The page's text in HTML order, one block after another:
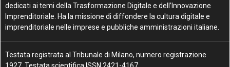
dedicati ai temi della Trasformazione Digitale e dell’Innovazione
Imprenditoriale. Ha la missione di diffondere la cultura digitale e
imprenditoriale nelle imprese e pubbliche amministrazioni italiane.
Testata registrata al Tribunale di Milano, numero registrazione